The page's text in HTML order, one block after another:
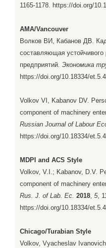
1165-1178. https://doi.org/
AMA/Vancouver
Волков ВИ, Кабанов ДВ.
составляющая
предприятий. Экономика
https://doi.org/10.18334/
Volkov VI, Kabanov DV.
component of machinery
Russian Journal of Labour
https://doi.org/10.18334/
MDPI and ACS Style
Volkov, V.I.; Kabanov, D.V.
component of machinery
Rus. J. of Lab. Ec. 2018, 5,
https://doi.org/10.18334/
Chicago/Turabian Style
Volkov, Vyacheslav